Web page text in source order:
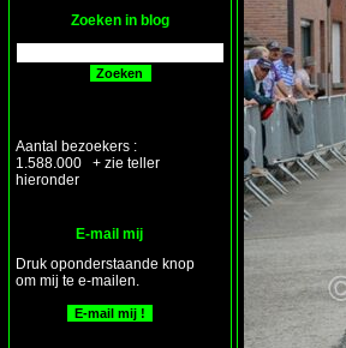
Zoeken in blog
Aantal bezoekers :
1.588.000 + zie teller
hieronder
E-mail mij
Druk oponderstaande knop
om mij te e-mailen.